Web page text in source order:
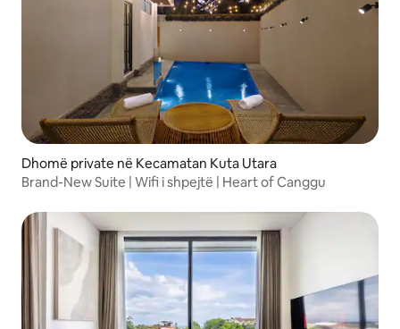
Dhomë private në Kecamatan Kuta Utara
Brand-New Suite | Wifi i shpejtë | Heart of Canggu